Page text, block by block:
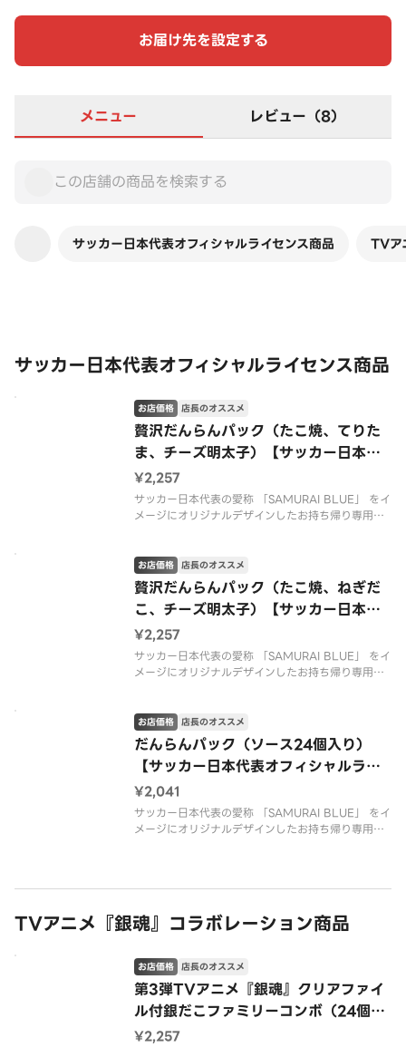
お届け先を設定する
メニュー レビュー（8）
サッカー日本代表オフィシャルライセンス商品 TVア
サッカー日本代表オフィシャルライセンス商品
贅沢だんらんパック（たこ焼、てりた
ま、チーズ明太子）【サッカー日本代
表オフィシャルライセンス商品】
お店価格 店長のオススメ
¥2,257
サッカー日本代表の愛称 「SAMURAI BLUE」 をイ
メージにオリジナルデザインしたお持ち帰り専用パ
贅沢だんらんパック（たこ焼、ねぎだ
こ、チーズ明太子）【サッカー日本代
表オフィシャルライセンス商品】
お店価格 店長のオススメ
¥2,257
サッカー日本代表の愛称 「SAMURAI BLUE」 をイ
メージにオリジナルデザインしたお持ち帰り専用パ
だんらんパック（ソース24個入り）
【サッカー日本代表オフィシャルライ
センス商品】
お店価格 店長のオススメ
¥2,041
サッカー日本代表の愛称 「SAMURAI BLUE」 をイ
メージにオリジナルデザインしたお持ち帰り専用パ
TVアニメ『銀魂』コラボレーション商品
第3弾TVアニメ『銀魂』クリアファイ
ル付銀だこファミリーコンボ（24個入
り）
お店価格 店長のオススメ
¥2,257